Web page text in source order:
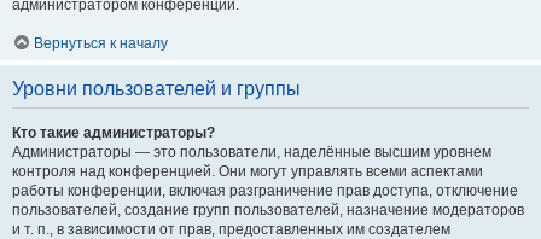
администратором конференции.
Вернуться к началу
Уровни пользователей и группы
Кто такие администраторы?
Администраторы — это пользователи, наделённые высшим уровнем
контроля над конференцией. Они могут управлять всеми аспектами
работы конференции, включая разграничение прав доступа, отключение
пользователей, создание групп пользователей, назначение модераторов
и т. п., в зависимости от прав, предоставленных им создателем